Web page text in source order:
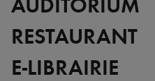
RESTAURANT
E-LIBRAIRIE